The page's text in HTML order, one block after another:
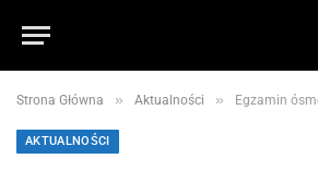
Strona Główna » Aktualności » Egzamin ósmoklasisty 2025 w
AKTUALNOŚCI